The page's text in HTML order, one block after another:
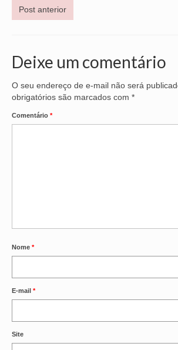
MULHERES
SOLIDARIEDADE
TECNOLOGIA DA
Post anterior
Deixe um comentário
O seu endereço de e-mail não será
obrigatórios são marcados com *
Comentário *
Nome *
E-mail *
Site